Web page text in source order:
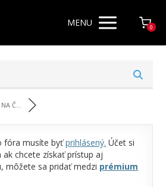
MENU 0
NA Č...
fóra musíte byťprihlásený. Účet si
ak chcete získať prístup aj
môžete sa pridať medzi prémium